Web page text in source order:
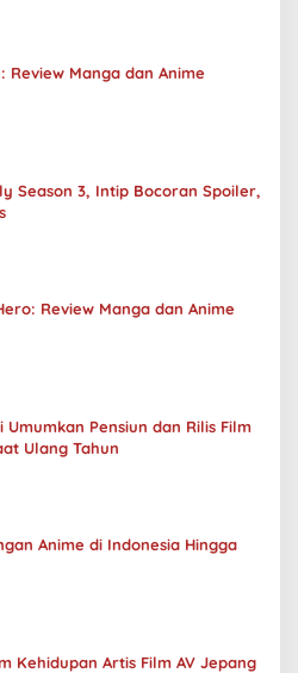
Review Manga dan Anime
Season 3, Intip Bocoran Spoiler,
Review Manga dan Anime
Umumkan Pensiun dan Rilis Film
Ulang Tahun
Anime di Indonesia Hingga
Kehidupan Artis Film AV Jepang